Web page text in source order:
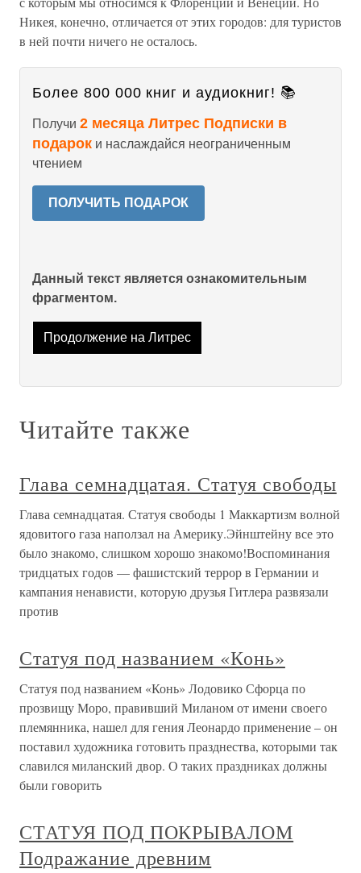
Никея, конечно, отличается от этих городов: для туристов
в ней почти ничего не осталось.
Более 800 000 книг и аудиокниг! 📚
Получи 2 месяца Литрес Подписки в
подарок и наслаждайся неограниченным
чтением
ПОЛУЧИТЬ ПОДАРОК
Данный текст является ознакомительным
фрагментом.
Продолжение на Литрес
Читайте также
Глава семнадцатая. Статуя свободы
Глава семнадцатая. Статуя свободы 1 Маккартизм волной
ядовитого газа наползал на Америку.Эйнштейну все это
было знакомо, слишком хорошо знакомо!Воспоминания
тридцатых годов — фашистский террор в Германии и
кампания ненависти, которую друзья Гитлера развязали
против
Статуя под названием «Конь»
Статуя под названием «Конь» Лодовико Сфорца по
прозвищу Моро, правивший Миланом от имени своего
племянника, нашел для гения Леонардо применение – он
поставил художника готовить празднества, которыми так
славился миланский двор. О таких праздниках должны
были говорить
СТАТУЯ ПОД ПОКРЫВАЛОМ
Подражание древним